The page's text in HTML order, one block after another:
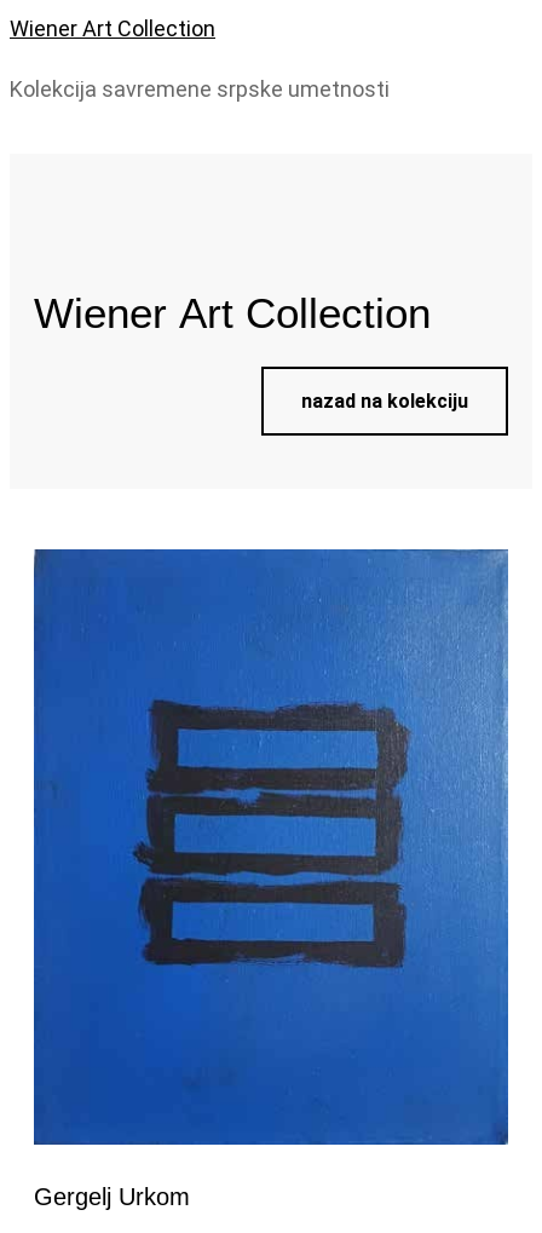
Wiener Art Collection
Kolekcija savremene srpske umetnosti
Wiener Art Collection
nazad na kolekciju
Gergelj Urkom